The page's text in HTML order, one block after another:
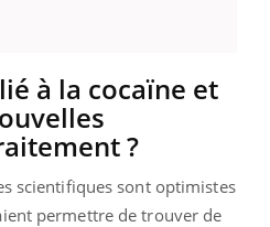
à la cocaïne et
?
scientifiques sont optimistes
permettre de trouver de